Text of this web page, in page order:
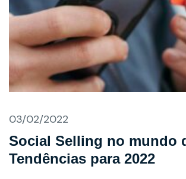
03/02/2022
Social Selling no mundo
Tendências para 2022